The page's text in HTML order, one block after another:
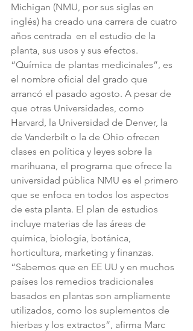
Michigan (NMU, por sus siglas en
inglés) ha creado una carrera de cuatro
años centrada  en el estudio de la
planta, sus usos y sus efectos.
“Química de plantas medicinales”, es
el nombre oficial del grado que
arrancó el pasado agosto. A pesar de
que otras Universidades, como
Harvard, la Universidad de Denver, la
de Vanderbilt o la de Ohio ofrecen
clases en política y leyes sobre la
marihuana, el programa que ofrece la
universidad pública NMU es el primero
que se enfoca en todos los aspectos
de esta planta. El plan de estudios
incluye materias de las áreas de
química, biología, botánica,
horticultura, marketing y finanzas.
“Sabemos que en EE UU y en muchos
países los remedios tradicionales
basados en plantas son ampliamente
utilizados, como los suplementos de
hierbas y los extractos”, afirma Marc